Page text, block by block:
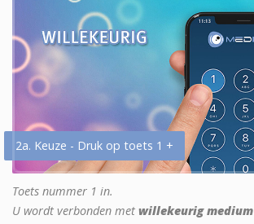
2a. Keuze - Druk op toets 1 +
Toets nummer 1 in.
U wordt verbonden met willekeurig medium